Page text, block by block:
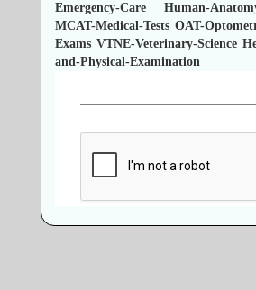
Emergency-Care
Human-
MCAT-Medical-Tests OAT-
Exams VTNE-Veterinary-Science
and-Physical-Examination